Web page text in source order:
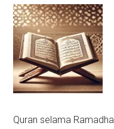
Quran selama